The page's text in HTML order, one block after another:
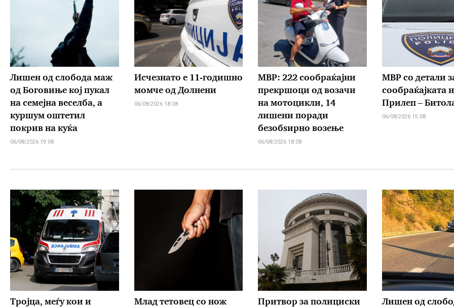
Лишен од слобода маж
од Боговиње кој пукал
на семејна веселба, а
куршум оштетил
покрив на куќа
06/08/2026 19:08
Исчезнато е 11-годишно
момче од Долнени
06/08/2026 18:08
МВР: 222 сообраќајни
прекршоци од возачи
на мотоцикли, 14
лишени поради
безобѕирно возење
06/08/2026 18:08
МВР со детали
сообраќајката
Прилеп –
06/08/2026 15:08
Тројца, меѓу кои и Млад тетовец со нож Притвор за полициски Лишен од